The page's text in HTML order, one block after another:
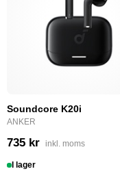
Soundcore K20i
ANKER
735 kr inkl. moms
I lager